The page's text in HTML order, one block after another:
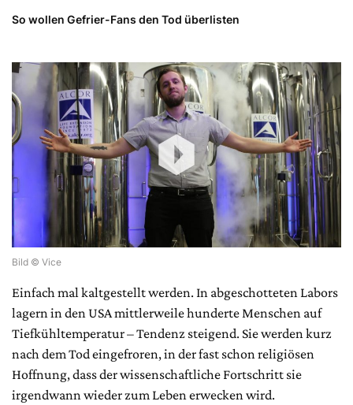
So wollen Gefrier-Fans den Tod überlisten
Bild © Vice
Einfach mal kaltgestellt werden. In abgeschotteten Labors
lagern in den USA mittlerweile hunderte Menschen auf
Tiefkühltemperatur – Tendenz steigend. Sie werden kurz
nach dem Tod eingefroren, in der fast schon religiösen
Hoffnung, dass der wissenschaftliche Fortschritt sie
irgendwann wieder zum Leben erwecken wird.